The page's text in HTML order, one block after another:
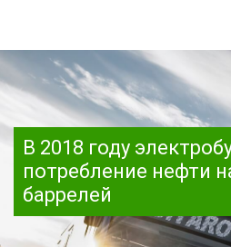
В 2018 году
потребление нефти
баррелей